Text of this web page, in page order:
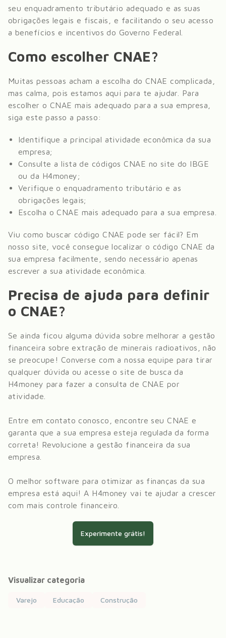
seu enquadramento tributário adequado e as suas
obrigações legais e fiscais, e facilitando o seu acesso
a benefícios e incentivos do Governo Federal.
Como escolher CNAE?
Muitas pessoas acham a escolha do CNAE complicada,
mas calma, pois estamos aqui para te ajudar. Para
escolher o CNAE mais adequado para a sua empresa,
siga este passo a passo:
Identifique a principal atividade econômica da sua
empresa;
Consulte a lista de códigos CNAE no site do IBGE
ou da H4money;
Verifique o enquadramento tributário e as
obrigações legais;
Escolha o CNAE mais adequado para a sua empresa.
Viu como buscar código CNAE pode ser fácil? Em
nosso site, você consegue localizar o código CNAE da
sua empresa facilmente, sendo necessário apenas
escrever a sua atividade econômica.
Precisa de ajuda para definir
o CNAE?
Se ainda ficou alguma dúvida sobre melhorar a gestão
financeira sobre extração de minerais radioativos , não
se preocupe! Converse com a nossa equipe para tirar
qualquer dúvida ou acesse o site de busca da
H4money para fazer a consulta de CNAE por
atividade.
Entre em contato conosco, encontre seu CNAE e
garanta que a sua empresa esteja regulada da forma
correta! Revolucione a gestão financeira da sua
empresa.
O melhor software para otimizar as finanças da sua
empresa está aqui! A H4money vai te ajudar a crescer
com mais controle financeiro.
Experimente grátis!
Visualizar categoria
Varejo Educação Construção